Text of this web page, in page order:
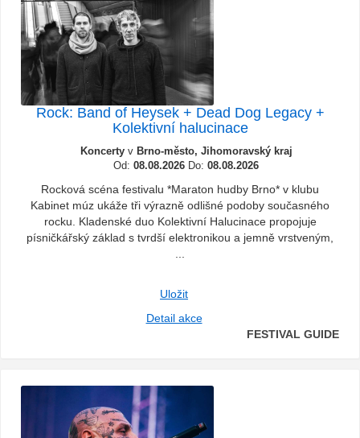
Rock: Band of Heysek + Dead Dog Legacy +
Kolektivní halucinace
Koncertyv Brno-město, Jihomoravský kraj
Od: 08.08.2026 Do: 08.08.2026
Rocková scéna festivalu *Maraton hudby Brno* v klubu
Kabinet múz ukáže tři výrazně odlišné podoby současného
rocku. Kladenské duo Kolektivní Halucinace propojuje
písničkářský základ s tvrdší elektronikou a jemně vrstveným,
Uložit
Detail akce
FESTIVAL GUIDE